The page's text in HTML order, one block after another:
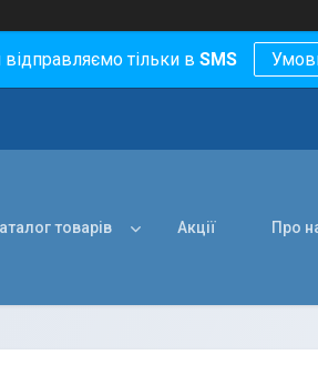
тільки в SMS
товарів Акції Про